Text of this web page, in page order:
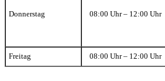
Donnerstag 08:00 Uhr – 12:00 Uhr
Freitag 08:00 Uhr – 12:00 Uhr